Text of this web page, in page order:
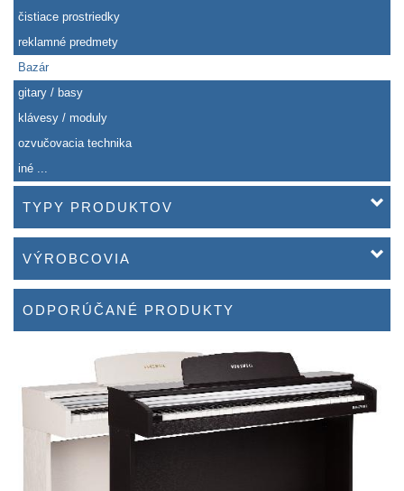
čistiace prostriedky
reklamné predmety
Bazár
gitary / basy
klávesy / moduly
ozvučovacia technika
iné ...
TYPY PRODUKTOV
VÝROBCOVIA
ODPORÚČANÉ PRODUKTY